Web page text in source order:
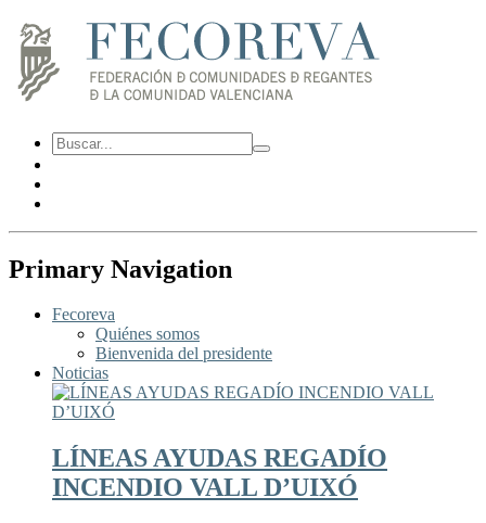
Primary Navigation
Fecoreva
Quiénes somos
Bienvenida del presidente
Noticias
LÍNEAS AYUDAS REGADÍO
INCENDIO VALL D’UIXÓ